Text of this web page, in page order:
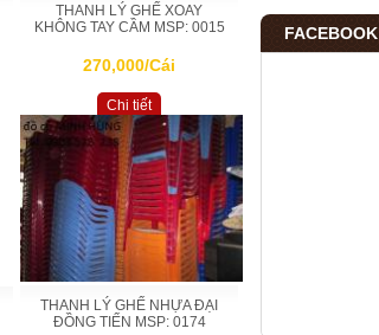
THANH LÝ GHẾ XOAY
KHÔNG TAY CẦM MSP: 0015
270,000/Cái
Chi tiết
THANH LÝ GHẾ NHỰA ĐẠI
ĐỒNG TIẾN MSP: 0174
FACEBOOK